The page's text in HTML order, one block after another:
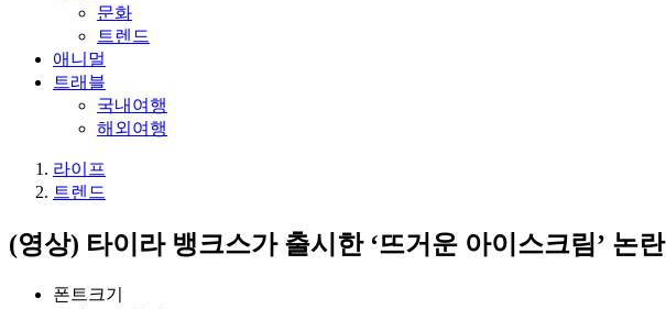
문화
트렌드
애니멀
트래블
국내여행
해외여행
라이프
트렌드
(영상) 타이라 뱅크스가 출시한 ‘뜨거운 아이스크림’ 논란
폰트크기